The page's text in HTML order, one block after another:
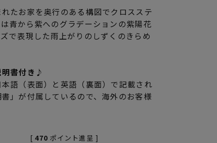
たお家を奥行のある構図でクロスステ
青から紫へのグラデーションの紫陽花
で表現した雨上がりのしずくのきらめ
明書付き♪
語（表面）と英語（裏面）で記載され
」が付属しているので、海外のお客様
[ 470 ポイント進呈 ]